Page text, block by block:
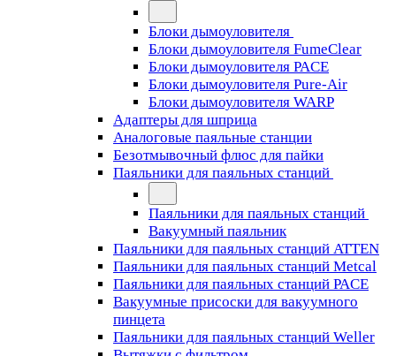
Блоки дымоуловителя
Блоки дымоуловителя FumeClear
Блоки дымоуловителя PACE
Блоки дымоуловителя Pure-Air
Блоки дымоуловителя WARP
Адаптеры для шприца
Аналоговые паяльные станции
Безотмывочный флюс для пайки
Паяльники для паяльных станций
Паяльники для паяльных станций
Вакуумный паяльник
Паяльники для паяльных станций ATTEN
Паяльники для паяльных станций Metcal
Паяльники для паяльных станций PACE
Вакуумные присоски для вакуумного
пинцета
Паяльники для паяльных станций Weller